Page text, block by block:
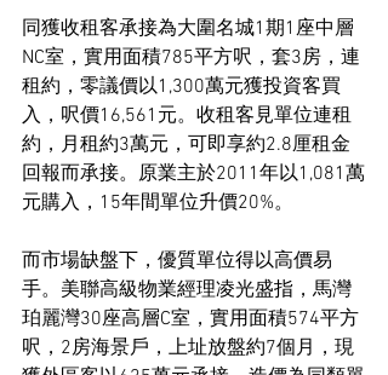
同獲收租客承接為大圍名城1期1座中層
NC室，實用面積785平方呎，套3房，連
租約，零議價以1,300萬元獲投資客買
入，呎價16,561元。收租客見單位連租
約，月租約3萬元，可即享約2.8厘租金
回報而承接。原業主於2011年以1,081萬
元購入，15年間單位升價20%。
而市場缺盤下，優質單位得以高價易
手。美聯高級物業經理凌光盛指，馬灣
珀麗灣30座高層C室，實用面積574平方
呎，2房海景戶，上址放盤約7個月，現